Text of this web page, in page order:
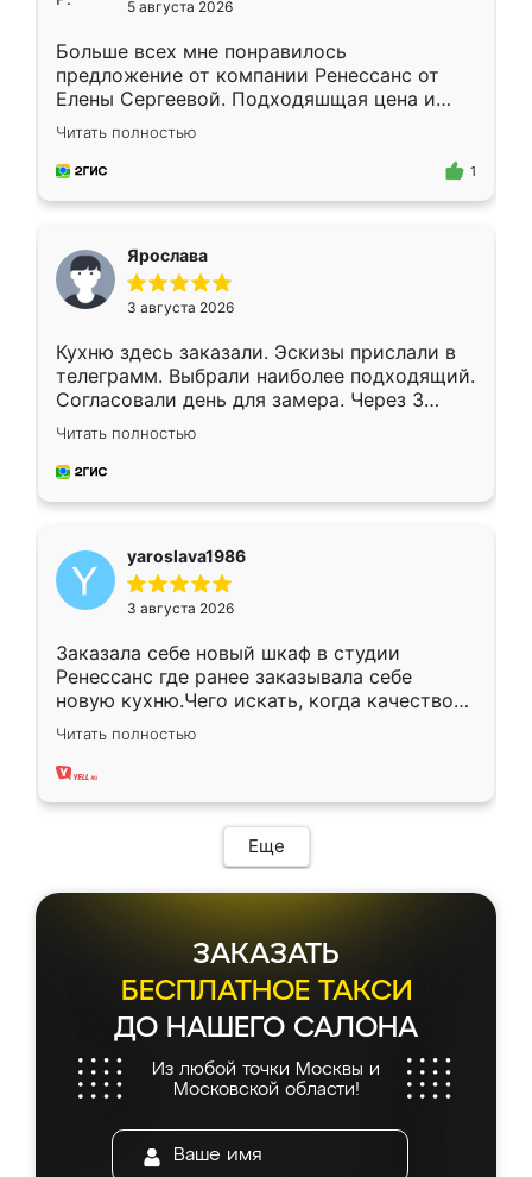
5 августа 2026
Больше всех мне понравилось
предложение от компании Ренессанс от
Елены Сергеевой. Подходяшщая цена и
короткие сроки изготовления. Приехавший
для замера сотрудник Владислав
предложил по моему эскизу самый
Читать полностью
1
Ярослава
3 августа 2026
Кухню здесь заказали. Эскизы прислали в
телеграмм. Выбрали наиболее подходящий.
Согласовали день для замера. Через 3
недели кухня была уже готова. Остались
довольны работой. Спасибо Ренессанс
мебель за качественную работу!
Читать полностью
yaroslava1986
3 августа 2026
Заказала себе новый шкаф в студии
Ренессанс где ранее заказывала себе
новую кухню.Чего искать, когда качеством
вполне довольна. Служит кухня уже почти
два года, нареканий нет.
Читать полностью
Еще
ЗАКАЗАТЬ
БЕСПЛАТНОЕ ТАКСИ
ДО НАШЕГО САЛОНА
Из любой точки Москвы и
Московской области!